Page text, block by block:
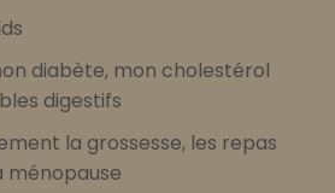
diabète, mon cholestérol
digestifs
la grossesse, les repas
ménopause